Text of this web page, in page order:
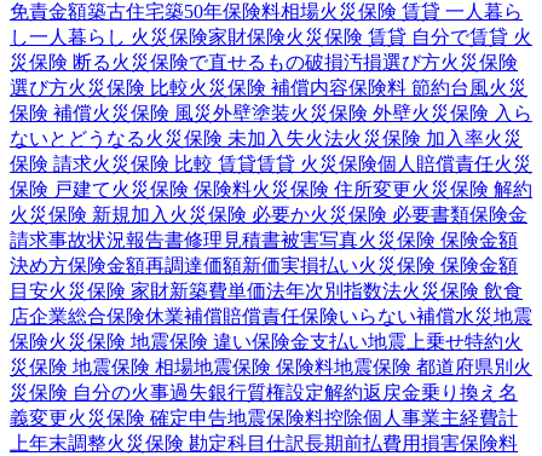
免責金額築古住宅築50年保険料相場火災保険 賃貸 一人暮ら
し一人暮らし 火災保険家財保険火災保険 賃貸 自分で賃貸 火
災保険 断る火災保険で直せるもの破損汚損選び方火災保険
選び方火災保険 比較火災保険 補償内容保険料 節約台風火災
保険 補償火災保険 風災外壁塗装火災保険 外壁火災保険 入ら
ないとどうなる火災保険 未加入 失火法火災保険 加入率火災
保険 請求火災保険 比較 賃貸賃貸 火災保険個人賠償責任火災
保険 戸建て火災保険 保険料火災保険 住所変更火災保険 解約
火災保険 新規加入 火災保険 必要か火災保険 必要書類保険金
請求事故状況報告書修理見積書被害写真火災保険 保険金額
決め方保険金額再調達価額新価実損払い火災保険 保険金額
目安火災保険 家財新築費単価法年次別指数法火災保険 飲食
店企業総合保険休業補償賠償責任保険いらない補償水災地震
保険火災保険 地震保険 違い保険金支払い地震上乗せ特約火
災保険 地震保険 相場地震保険 保険料地震保険 都道府県別 火
災保険 自分の火事過失銀行質権設定解約返戻金乗り換え 名
義変更火災保険 確定申告地震保険料控除個人事業主経費計
上年末調整火災保険 勘定科目 仕訳長期前払費用損害保険料